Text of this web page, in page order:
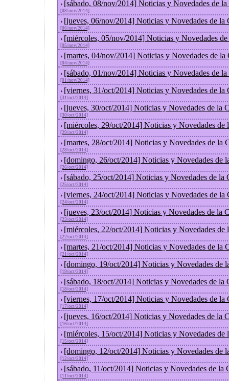
› [sábado, 08/nov/2014] Noticias y Novedades de
[08/nov/2014]
› [jueves, 06/nov/2014] Noticias y Novedades de la
[06/nov/2014]
› [miércoles, 05/nov/2014] Noticias y Novedades
[05/nov/2014]
› [martes, 04/nov/2014] Noticias y Novedades de la
[04/nov/2014]
› [sábado, 01/nov/2014] Noticias y Novedades de
[01/nov/2014]
› [viernes, 31/oct/2014] Noticias y Novedades de la
[31/oct/2014]
› [jueves, 30/oct/2014] Noticias y Novedades de la
[30/oct/2014]
› [miércoles, 29/oct/2014] Noticias y Novedades de
[29/oct/2014]
› [martes, 28/oct/2014] Noticias y Novedades de la
[28/oct/2014]
› [domingo, 26/oct/2014] Noticias y Novedades de
[26/oct/2014]
› [sábado, 25/oct/2014] Noticias y Novedades de la
[25/oct/2014]
› [viernes, 24/oct/2014] Noticias y Novedades de la
[24/oct/2014]
› [jueves, 23/oct/2014] Noticias y Novedades de la
[23/oct/2014]
› [miércoles, 22/oct/2014] Noticias y Novedades de
[22/oct/2014]
› [martes, 21/oct/2014] Noticias y Novedades de la
[21/oct/2014]
› [domingo, 19/oct/2014] Noticias y Novedades de
[19/oct/2014]
› [sábado, 18/oct/2014] Noticias y Novedades de la
[18/oct/2014]
› [viernes, 17/oct/2014] Noticias y Novedades de la
[17/oct/2014]
› [jueves, 16/oct/2014] Noticias y Novedades de la
[16/oct/2014]
› [miércoles, 15/oct/2014] Noticias y Novedades de
[15/oct/2014]
› [domingo, 12/oct/2014] Noticias y Novedades de
[12/oct/2014]
› [sábado, 11/oct/2014] Noticias y Novedades de la
[11/oct/2014]